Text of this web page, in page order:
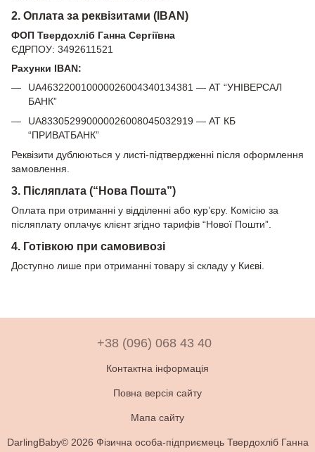
2. Оплата за реквізитами (IBAN)
ФОП Твердохліб Ганна Сергіївна
ЄДРПОУ: 3492611521
Рахунки IBAN:
UA463220010000026004340134381 — АТ “УНІВЕРСАЛ
БАНК”
UA833052990000026008045032919 — АТ КБ
“ПРИВАТБАНК”
Реквізити дублюються у листі-підтвердженні після оформлення
замовлення.
3. Післяплата (“Нова Пошта”)
Оплата при отриманні у відділенні або кур’єру. Комісію за
післяплату оплачує клієнт згідно тарифів “Нової Пошти”.
4. Готівкою при самовивозі
Доступно лише при отриманні товару зі складу у Києві.
+38 (096) 068 43 40
Контактна інформація
Повна версія сайту
Мапа сайту
DarlingBaby© 2026 Фізична особа-підприємець Твердохліб Ганна